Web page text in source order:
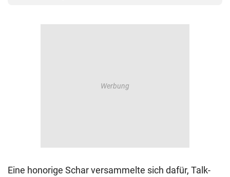
Eine honorige Schar versammelte sich dafür, Talk-